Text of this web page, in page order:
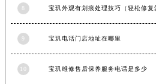
福建省漳州市龙文区步港路宝玑
8 宝玑外观有划痕处理技巧（轻松修复
9 宝玑电话门店地址在哪里
10 宝玑维修售后保养服务电话是多少